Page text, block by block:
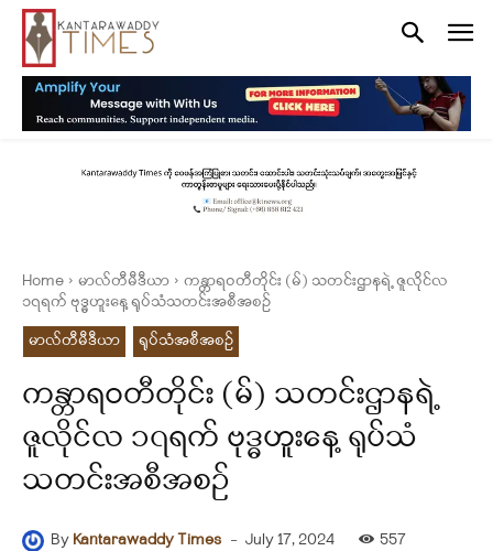
Home မာလ်တီမီဒီယာ
ကန္တာရဝတီတိုင်း (မ်) သတင်းဌာနရဲ့ ဇူလိုင်လ
၁၇ရက် ဗုဒ္ဓဟူးနေ့ ရုပ်သံသတင်းအစီအစဉ်
မာလ်တီမီဒီယာ
ရုပ်သံအစီအစဉ်
ကန္တာရဝတီတိုင်း (မ်) သတင်းဌာနရဲ့
ဇူလိုင်လ ၁၇ရက် ဗုဒ္ဓဟူးနေ့ ရုပ်သံ
သတင်းအစီအစဉ်
By Kantarawaddy Times - July 17, 2024 557